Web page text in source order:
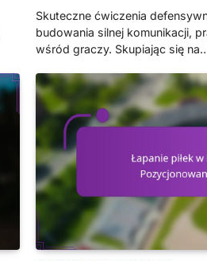
Skuteczne ćwiczenia
budowania silnej komunikacji,
wśród graczy. Skupiając się